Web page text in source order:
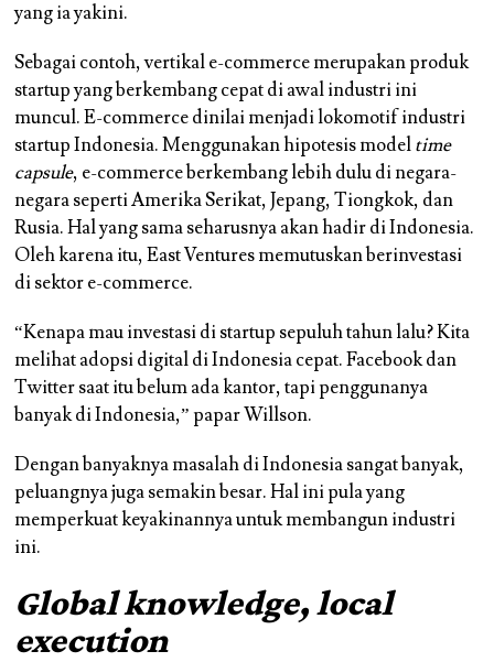
yang ia yakini.
Sebagai contoh, vertikal e-commerce merupakan produk
startup yang berkembang cepat di awal industri ini
muncul. E-commerce dinilai menjadi lokomotif industri
startup Indonesia. Menggunakan hipotesis modeltime
capsule, e-commerce berkembang lebih dulu di negara-
negara seperti Amerika Serikat, Jepang, Tiongkok, dan
Rusia. Hal yang sama seharusnya akan hadir di Indonesia.
Oleh karena itu, East Ventures memutuskan berinvestasi
di sektor e-commerce.
“Kenapa mau investasi di startup sepuluh tahun lalu? Kita
melihat adopsi digital di Indonesia cepat. Facebook dan
Twitter saat itu belum ada kantor, tapi penggunanya
banyak di Indonesia,” papar Willson.
Dengan banyaknya masalah di Indonesia sangat banyak,
peluangnya juga semakin besar. Hal ini pula yang
memperkuat keyakinannya untuk membangun industri
ini.
Global knowledge, local
execution